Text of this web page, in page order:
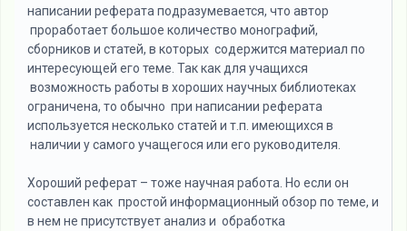
написании реферата подразумевается, что автор
проработает большое количество монографий,
сборников и статей, в которых содержится материал по
интересующей его теме. Так как для учащихся
возможность работы в хороших научных библиотеках
ограничена, то обычно при написании реферата
используется несколько статей и т.п. имеющихся в
наличии у самого учащегося или его руководителя.
Хороший реферат – тоже научная работа. Но если он
составлен как простой информационный обзор по теме, и
в нем не присутствует анализ и обработка